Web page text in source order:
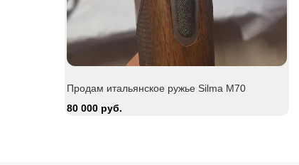
Продам итальянское ружье Silma M70
80 000 руб.